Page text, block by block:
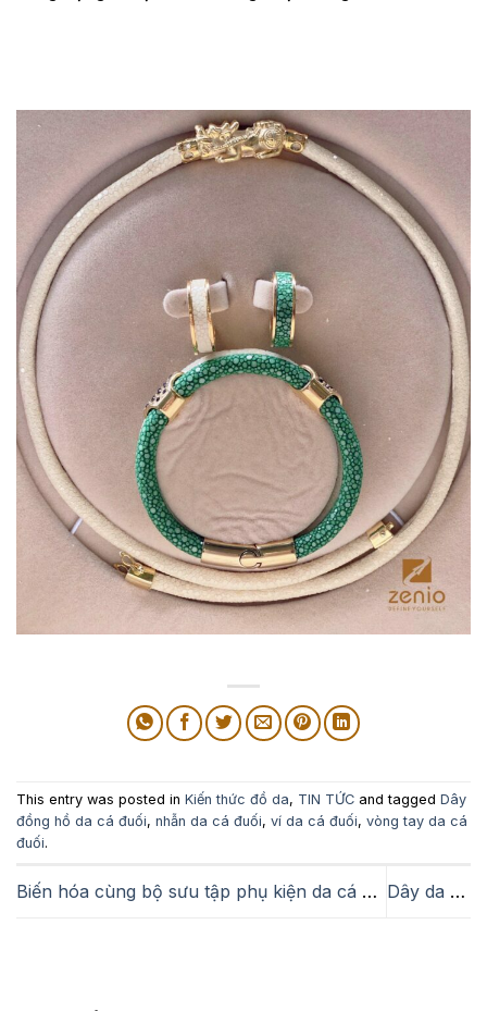
This entry was posted in Kiến thức đồ da, TIN TỨC and tagged Dây
đồng hồ da cá đuối, nhẫn da cá đuối, ví da cá đuối, vòng tay da cá
đuối.
Biến hóa cùng bộ sưu tập phụ kiện da cá đuối Dây da kỳ đà cho đồng hồ Zenith danh tiếng